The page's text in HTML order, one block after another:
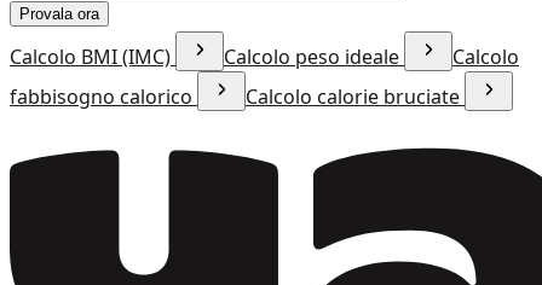
Provala ora
Calcolo BMI (IMC) Calcolo peso ideale
Calcolo
fabbisogno calorico
Calcolo calorie bruciate